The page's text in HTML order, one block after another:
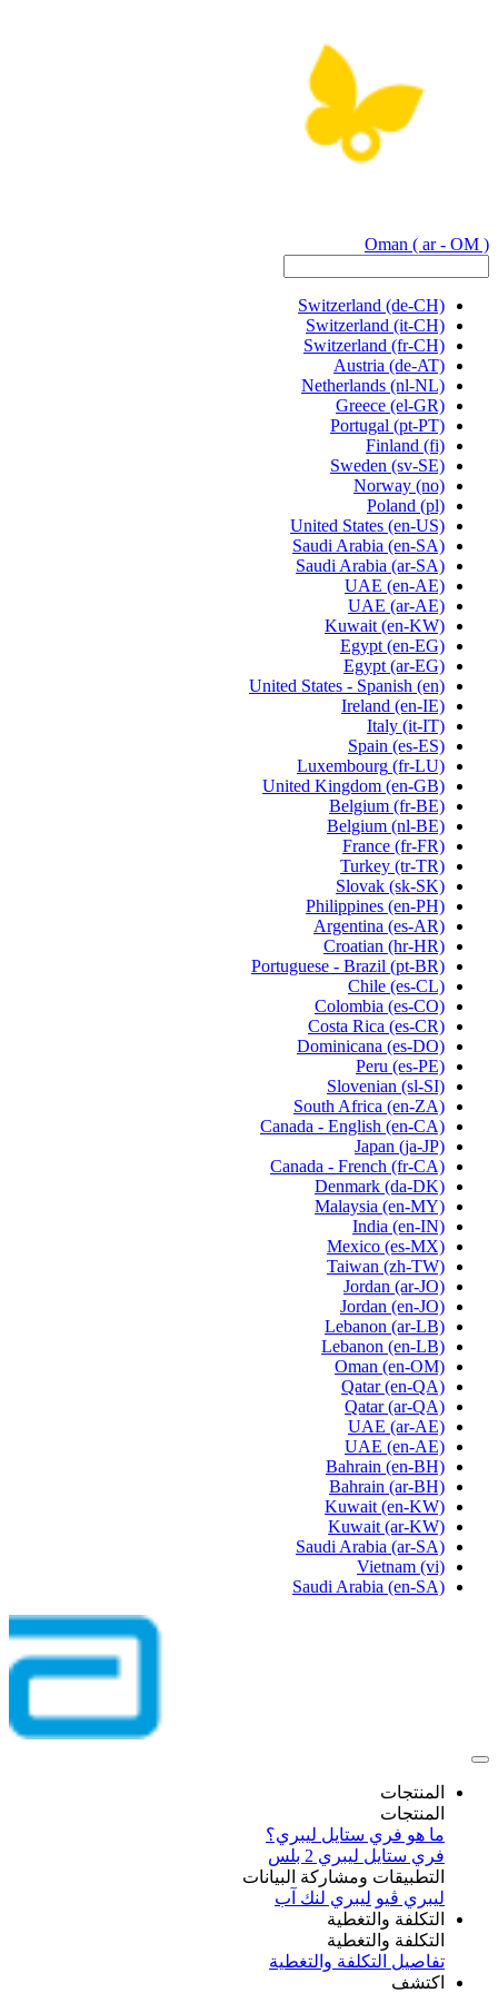
Oman ( ar - OM )
Switzerland (de-CH)
Switzerland (it-CH)
Switzerland (fr-CH)
Austria (de-AT)
Netherlands (nl-NL)
Greece (el-GR)
Portugal (pt-PT)
Finland (fi)
Sweden (sv-SE)
Norway (no)
Poland (pl)
United States (en-US)
Saudi Arabia (en-SA)
Saudi Arabia (ar-SA)
UAE (en-AE)
UAE (ar-AE)
Kuwait (en-KW)
Egypt (en-EG)
Egypt (ar-EG)
United States - Spanish (en)
Ireland (en-IE)
Italy (it-IT)
Spain (es-ES)
Luxembourg (fr-LU)
United Kingdom (en-GB)
Belgium (fr-BE)
Belgium (nl-BE)
France (fr-FR)
Turkey (tr-TR)
Slovak (sk-SK)
Philippines (en-PH)
Argentina (es-AR)
Croatian (hr-HR)
Portuguese - Brazil (pt-BR)
Chile (es-CL)
Colombia (es-CO)
Costa Rica (es-CR)
Dominicana (es-DO)
Peru (es-PE)
Slovenian (sl-SI)
South Africa (en-ZA)
Canada - English (en-CA)
Japan (ja-JP)
Canada - French (fr-CA)
Denmark (da-DK)
Malaysia (en-MY)
India (en-IN)
Mexico (es-MX)
Taiwan (zh-TW)
Jordan (ar-JO)
Jordan (en-JO)
Lebanon (ar-LB)
Lebanon (en-LB)
Oman (en-OM)
Qatar (en-QA)
Qatar (ar-QA)
UAE (ar-AE)
UAE (en-AE)
Bahrain (en-BH)
Bahrain (ar-BH)
Kuwait (en-KW)
Kuwait (ar-KW)
Saudi Arabia (ar-SA)
Vietnam (vi)
Saudi Arabia (en-SA)
المنتجات
المنتجات
ما هو فري ستايل ليبري؟
فري ستايل ليبري 2 بلس​
التطبيقات ومشاركة البيانات
ليبري ڤيو ليبري لنك آب
التكلفة والتغطية
التكلفة والتغطية
تفاصيل التكلفة والتغطية
اكتشف​